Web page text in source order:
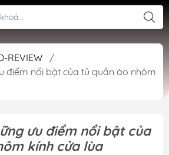
REVIEW
/
điểm nổi bật của tủ quần áo nhôm
ưu điểm nổi bật của
kính cửa lùa